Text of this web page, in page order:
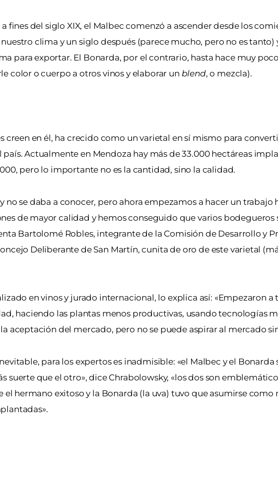
fines del siglo XIX, el Malbec comenzó a ascender desde los
clima y un siglo después (parece mucho, pero no es tanto)
para exportar. El Bonarda, por el contrario, hasta hace muy
color o cuerpo a otros vinos y elaborar un blend, o mezcla).
creen en él, ha crecido como un varietal en sí mismo para
Actualmente en Mendoza hay más de 33.000 hectáreas
pero lo importante no es la cantidad, sino la calidad.
no se daba a conocer, pero ahora empezamos a hacer un trabajo
de mayor calidad y hemos conseguido que varios bodegueros
Bartolomé Robles, integrante de la Comisión de Desarrollo y
Deliberante de San Martín, cunita de oro de este varietal
en vinos y jurado internacional, lo explica así: «Empezaron a
haciendo las plantas menos productivas, usando tecnologías
aceptación del mercado, pero no se puede aspirar al mercado
para los expertos es inadmisible: «el Malbec y el Bonarda
suerte que el otro», dice Chrabolowsky, «los dos son
hermano exitoso y la Bonarda (la uva) tuvo que asumirse como